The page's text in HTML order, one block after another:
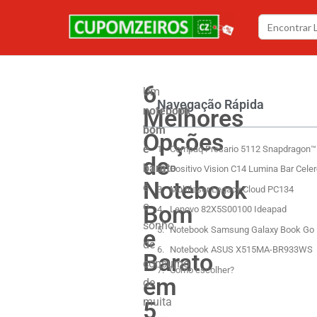
6
Melhores
Opções
de
Notebook
Bom
e
Barato
em
5
Um
notebook
bom
e
barato
é
o
sonho
de
consumo
de
muita
Navegação Rápida
Compaq Presario 5112 Snapdragon™
Positivo Vision C14 Lumina Bar
Multilaser Legacy Cloud PC134
Lenovo ‎82X5S00100 Ideapad
Notebook Samsung Galaxy Book Go
Notebook ASUS X515MA-BR933WS
Como escolher?